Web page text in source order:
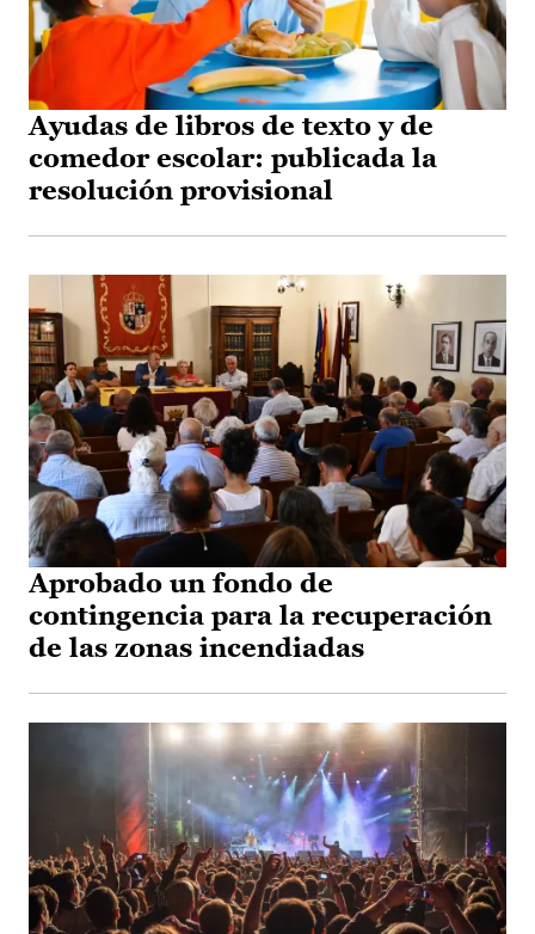
Ayudas de libros de texto y de
comedor escolar: publicada la
resolución provisional
Aprobado un fondo de
contingencia para la recuperación
de las zonas incendiadas